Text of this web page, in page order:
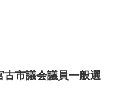
市議会議員一般選